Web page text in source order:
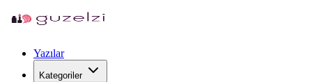
Yazılar
Kategoriler